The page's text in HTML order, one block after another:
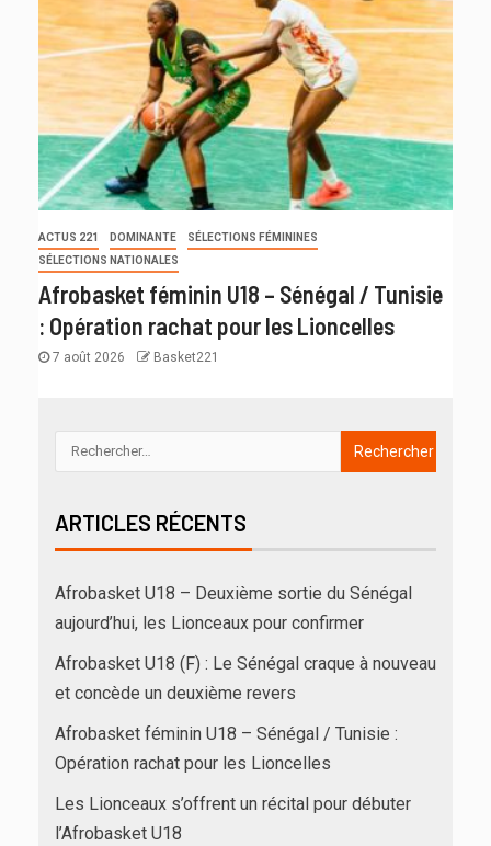
ACTUS 221 DOMINANTE
SÉLECTIONS FÉMININES
SÉLECTIONS NATIONALES
Afrobasket féminin U18 – Sénégal / Tunisie
: Opération rachat pour les Lioncelles
7 août 2026 Basket221
ARTICLES RÉCENTS
Afrobasket U18 – Deuxième sortie du Sénégal
aujourd’hui, les Lionceaux pour confirmer
Afrobasket U18 (F) : Le Sénégal craque à nouveau
et concède un deuxième revers
Afrobasket féminin U18 – Sénégal / Tunisie :
Opération rachat pour les Lioncelles
Les Lionceaux s’offrent un récital pour débuter
l’Afrobasket U18